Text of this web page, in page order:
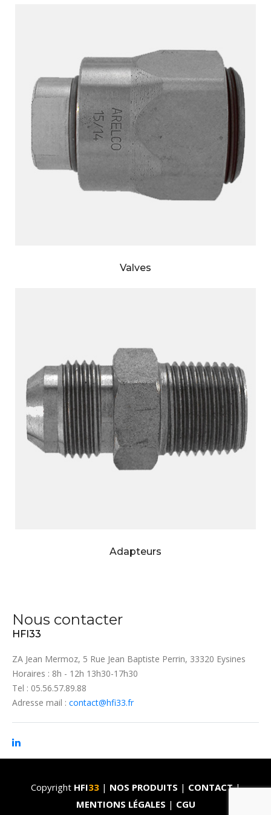
Valves
Adapteurs
Nous contacter
HFI33
ZA Jean Mermoz, 5 Rue Jean Baptiste Perrin, 33320 Eysines
Horaires : 8h - 12h 13h30-17h30
Tel : 05.56.57.89.88
Adresse mail : contact@hfi33.fr
Copyright HFI33 | NOS PRODUITS | CONTACT|
MENTIONS LÉGALES | CGU